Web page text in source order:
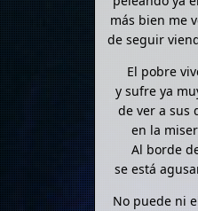
más bien me
de seguir
El pobre
y sufre ya
de ver a sus
en la
Al borde
se está
No puede ni